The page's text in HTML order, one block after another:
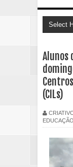
Alunos
(CILs)
EDUCAÇÃO